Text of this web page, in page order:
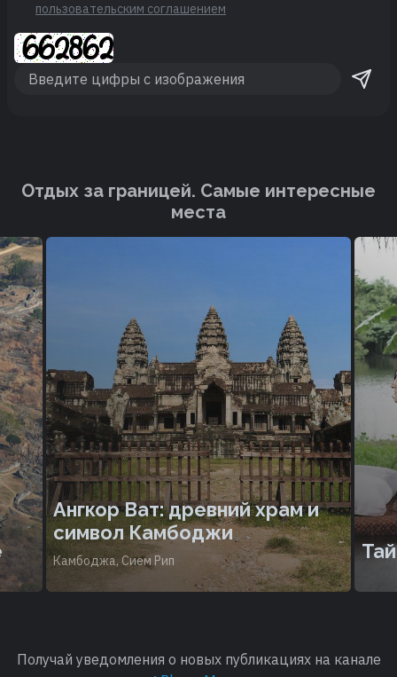
пользовательским соглашением
Отдых за границей. Cамые интересные
места
Ангкор Ват: древний храм и
символ Камбоджи
Камбоджа, Сием Рип
Получай уведомления о новых публикациях на канале